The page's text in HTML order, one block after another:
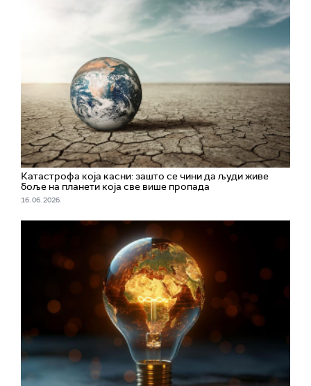
Катастрофа која касни: зашто се чини да људи живе
боље на планети која све више пропада
16. 06. 2026.